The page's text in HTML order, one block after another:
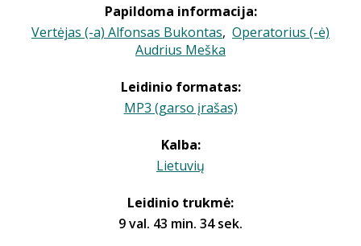
Papildoma informacija:
Vertėjas (-a) Alfonsas Bukontas, Operatorius (-ė)
Audrius Meška
Leidinio formatas:
MP3 (garso įrašas)
Kalba:
Lietuvių
Leidinio trukmė:
9 val. 43 min. 34 sek.